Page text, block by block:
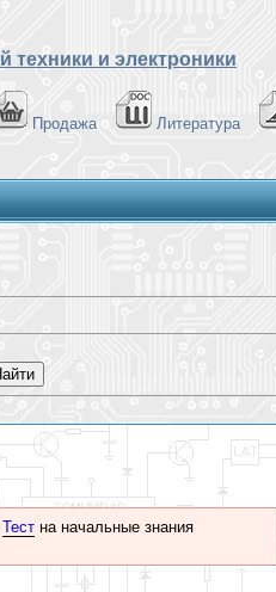
техники и электроники
Продажа Литература
Тест на начальные знания